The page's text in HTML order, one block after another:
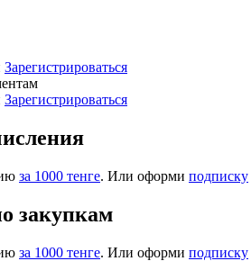
Зарегистрироваться
Зарегистрироваться
за 1000 тенге. Или оформи подписку
закупкам
за 1000 тенге. Или оформи подписку